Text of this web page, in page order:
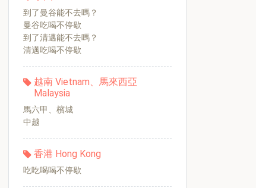
到了曼谷能不去嗎？
曼谷吃喝不停歇
到了清邁能不去嗎？
清邁吃喝不停歇
越南 Vietnam、馬來西亞
Malaysia
馬六甲、檳城
中越
香港 Hong Kong
吃吃喝喝不停歇